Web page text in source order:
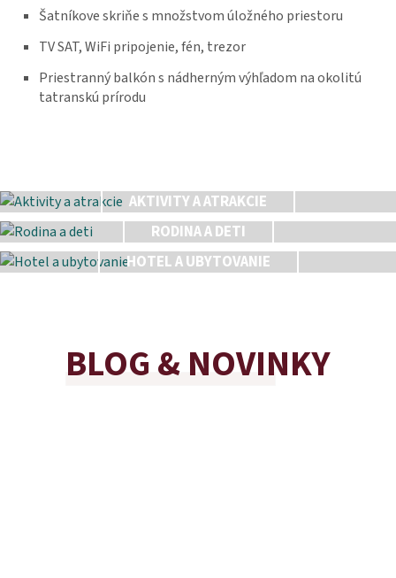
Šatníkove skriňe s množstvom úložného priestoru
TV SAT, WiFi pripojenie, fén, trezor
Priestranný balkón s nádherným výhľadom na okolitú
tatranskú prírodu
AKTIVITY A ATRAKCIE
RODINA A DETI
HOTEL A UBYTOVANIE
BLOG & NOVINKY